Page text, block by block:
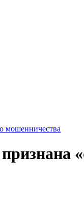
мошенничества